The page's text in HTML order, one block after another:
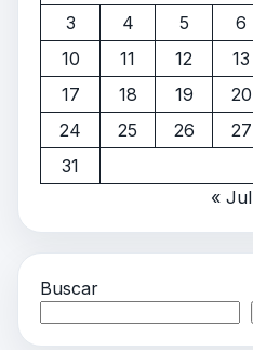
3
4 5 6
10
11 12 13
17
18 19 20
24
25 26 27
31
« Jul
Buscar